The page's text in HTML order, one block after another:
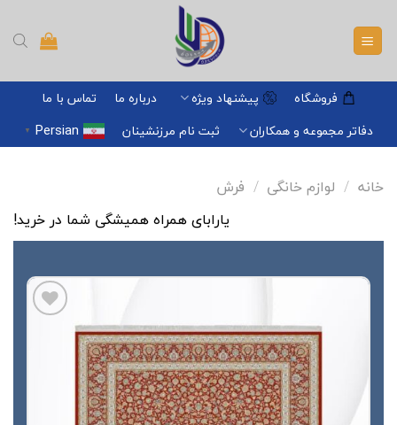
content
فروشگاه پیشنهاد ویژه درباره ما
تماس با ما
دفاتر مجموعه و همکاران
ثبت نام مرزنشینان Persian
▼
خانه / لوازم خانگی / فرش
یارابای همراه همیشگی شما در خرید!